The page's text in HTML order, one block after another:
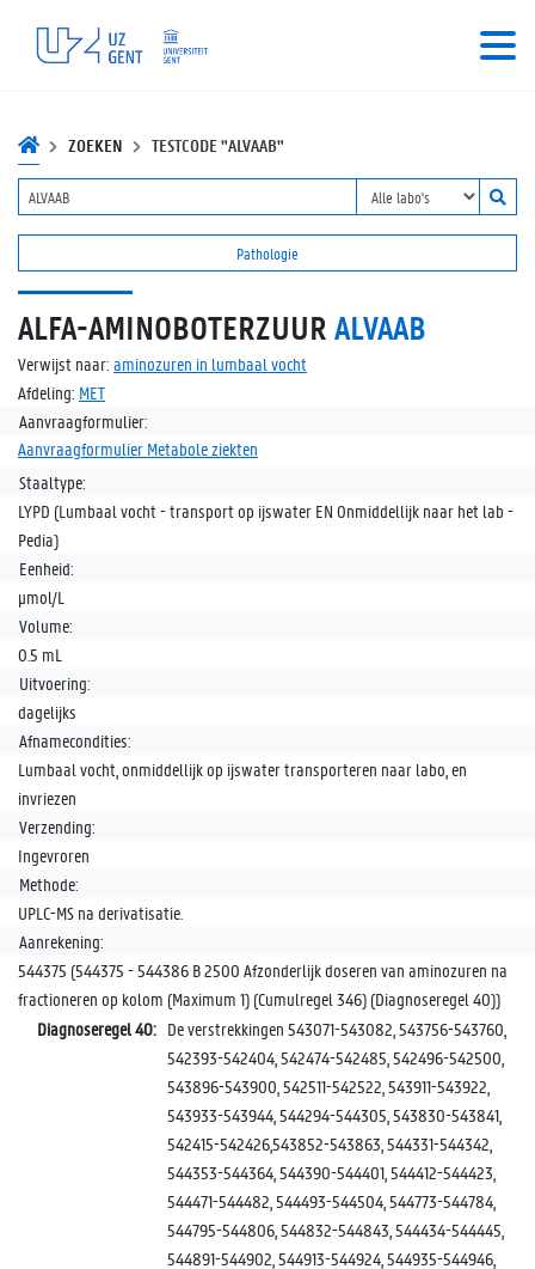
ZOEKEN TESTCODE "ALVAAB"
Pathologie
ALFA-AMINOBOTERZUUR ALVAAB
Verwijst naar: aminozuren in lumbaal vocht
Afdeling: MET
Aanvraagformulier:
Aanvraagformulier Metabole ziekten
Staaltype:
LYPD (Lumbaal vocht - transport op ijswater EN Onmiddellijk naar het lab -
Pedia)
Eenheid:
µmol/L
Volume:
0.5 mL
Uitvoering:
dagelijks
Afnamecondities:
Lumbaal vocht, onmiddellijk op ijswater transporteren naar labo, en
invriezen
Verzending:
Ingevroren
Methode:
UPLC-MS na derivatisatie.
Aanrekening:
544375 (544375 - 544386 B 2500 Afzonderlijk doseren van aminozuren na
fractioneren op kolom (Maximum 1) (Cumulregel 346) (Diagnoseregel 40))
Diagnoseregel 40: De verstrekkingen 543071-543082, 543756-543760,
542393-542404, 542474-542485, 542496-542500,
543896-543900, 542511-542522, 543911-543922,
543933-543944, 544294-544305, 543830-543841,
542415-542426,543852-543863, 544331-544342,
544353-544364, 544390-544401, 544412-544423,
544471-544482, 544493-544504, 544773-544784,
544795-544806, 544832-544843, 544434-544445,
544891-544902, 544913-544924, 544935-544946,